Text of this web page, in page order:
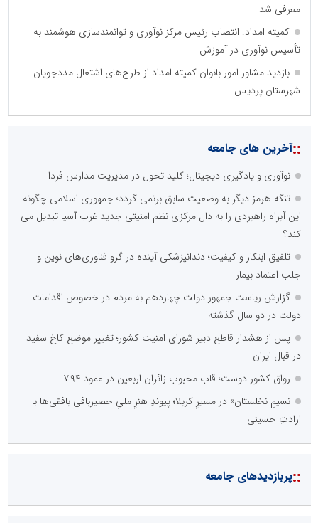
معرفی شد
کمیته امداد: انتصاب رئیس مرکز نوآوری و توانمندسازی هوشمند به
تأسیس نوآوری در آموزش
بازدید مشاور امور بانوان کمیته امداد از طرح‌های اشتغال مددجویان
شهرستان پردیس
::آخرین های جامعه
نوآوری و یادگیری دیجیتال؛ کلید تحول در مدیریت مدارس فردا
تنگه هرمز دیگر به وضعیت سابق برنمی گردد؛ جمهوری اسلامی چگونه
این آبراه راهبردی را به دال مرکزی نظم امنیتی جدید غرب آسیا تبدیل می
کند؟
تلفیق ابتکار و کیفیت؛ دندانپزشکی آینده در گرو فناوری‌های نوین و
جلب اعتماد بیمار
گزارش ریاست جمهور دولت چهاردهم به مردم در خصوص اقدامات
دولت در دو سال گذشته
پس از هشدار قاطع دبیر شورای امنیت کشور؛ تغییر موضع کاخ سفید
در قبال ایران
رواق کشور دوست؛ قاب محبوب زائران اربعین در عمود ۷۹۴
نسیمِ نخلستان» در مسیرِ کربلا؛ پیوندِ هنرِ ملیِ حصیربافی بافقی‌ها با
ارادتِ حسینی
::پربازدیدهای جامعه